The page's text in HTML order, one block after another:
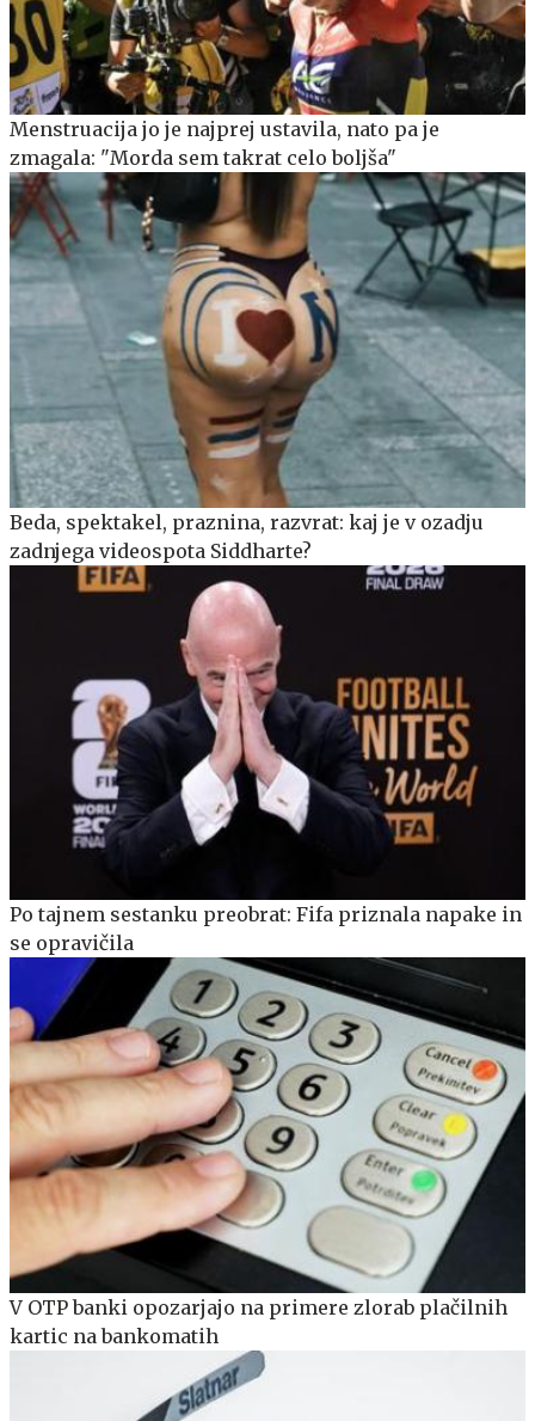
Menstruacija jo je najprej ustavila, nato pa je
zmagala: "Morda sem takrat celo boljša"
Beda, spektakel, praznina, razvrat: kaj je v ozadju
zadnjega videospota Siddharte?
Po tajnem sestanku preobrat: Fifa priznala napake in
se opravičila
V OTP banki opozarjajo na primere zlorab plačilnih
kartic na bankomatih